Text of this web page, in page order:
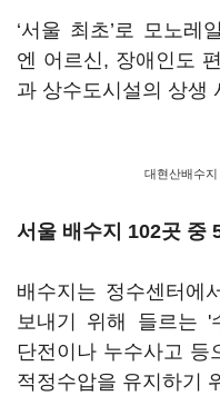
‘서울 최초’로 모노레
엔 어르신, 장애인도
과 상수도시설의 상생
대현산배수
서울 배수지 102곳 중
배수지는 정수센터에
보내기 위해 들르는 '
단전이나 누수사고 등
적정수압을 유지하기